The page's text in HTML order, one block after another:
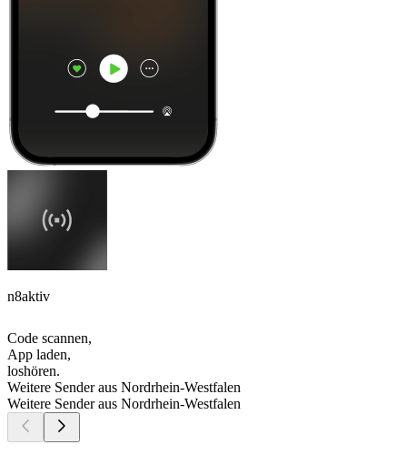
n8aktiv
Code scannen,
App laden,
loshören.
Weitere Sender aus Nordrhein-Westfalen
Weitere Sender aus Nordrhein-Westfalen